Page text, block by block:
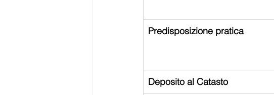
Predisposizione pratica
Deposito al Catasto